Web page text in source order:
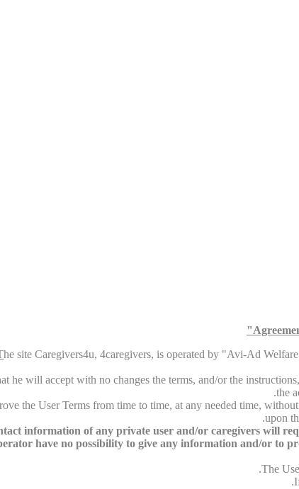
he site Caregivers4u, 4caregivers, is operated by "Avi-Ad
he will accept with no changes the terms, and/or the
the
the User Terms from time to time, at any needed time,
upon
information of any private user and/or caregivers will
have no possibility to give any information and/or to
The